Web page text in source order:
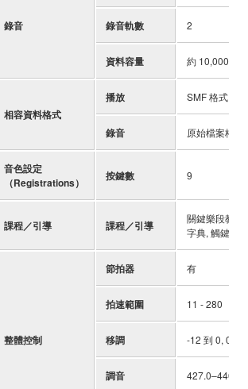
錄音 錄音軌數 2
資料容量 約 10,000 音
相容資料格式
播放 SMF 格式 0 &
錄音 原始檔案格式
音色設定
（Registrations）
按鍵數 9
課程／引導 課程／引導
關鍵樂段教學
字典, 觸鍵教
整體控制
節拍器 有
拍速範圍 11 - 280
移調 -12 到 0, 0 到
調音